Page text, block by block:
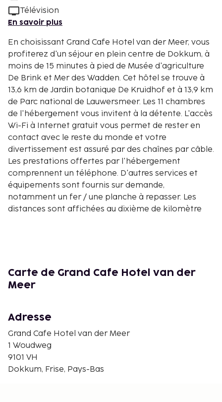
Télévision
En savoir plus
En choisissant Grand Cafe Hotel van der Meer, vous
profiterez d'un séjour en plein centre de Dokkum, à
moins de 15 minutes à pied de Musée d'agriculture
De Brink et Mer des Wadden. Cet hôtel se trouve à
13,6 km de Jardin botanique De Kruidhof et à 13,9 km
de Parc national de Lauwersmeer. Les 11 chambres
de l'hébergement vous invitent à la détente. L'accès
Wi-Fi à Internet gratuit vous permet de rester en
contact avec le reste du monde et votre
divertissement est assuré par des chaînes par câble.
Les prestations offertes par l'hébergement
comprennent un téléphone. D'autres services et
équipements sont fournis sur demande,
notamment un fer / une planche à repasser. Les
distances sont affichées au dixième de kilomètre
Parc national de Lauwersmeer - 13,9 km
Musée Fiskerhuske - 14,5 km
Nieuwe Robbengat - 19,2 km
WEC Mer des Wadden - 19,2 km
Parc de Plein Air Aventoer - 19,8 km
Lac Burgumer Mar - 19,8 km
Aqua Zoo Friesland - 23,3 km
Carte de Grand Cafe Hotel van der
Meer
Adresse
Grand Cafe Hotel van der Meer
1 Woudweg
9101 VH
Dokkum, Frise, Pays-Bas